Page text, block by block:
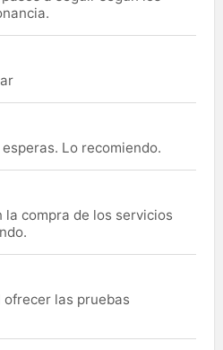
Lo recomiendo.
la compra de los servicios
las pruebas